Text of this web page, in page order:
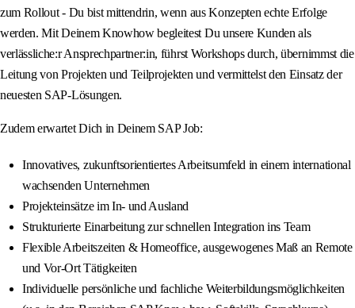
zum Rollout - Du bist mittendrin, wenn aus Konzepten echte Erfolge
werden. Mit Deinem Knowhow begleitest Du unsere Kunden als
verlässliche:r Ansprechpartner:in, führst Workshops durch, übernimmst die
Leitung von Projekten und Teilprojekten und vermittelst den Einsatz der
neuesten SAP-Lösungen.
Zudem erwartet Dich in Deinem SAP Job:
Innovatives, zukunftsorientiertes Arbeitsumfeld in einem international
wachsenden Unternehmen
Projekteinsätze im In- und Ausland
Strukturierte Einarbeitung zur schnellen Integration ins Team
Flexible Arbeitszeiten & Homeoffice, ausgewogenes Maß an Remote
und Vor-Ort Tätigkeiten
Individuelle persönliche und fachliche Weiterbildungsmöglichkeiten